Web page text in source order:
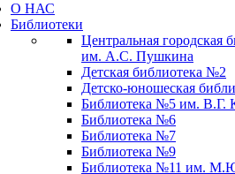
О НАС
Библиотеки
Центральная городская
им. А.С. Пушкина
Детская библиотека №2
Детско-юношеская
Библиотека №5 им. В.Г.
Библиотека №6
Библиотека №7
Библиотека №9
Библиотека №11 им.